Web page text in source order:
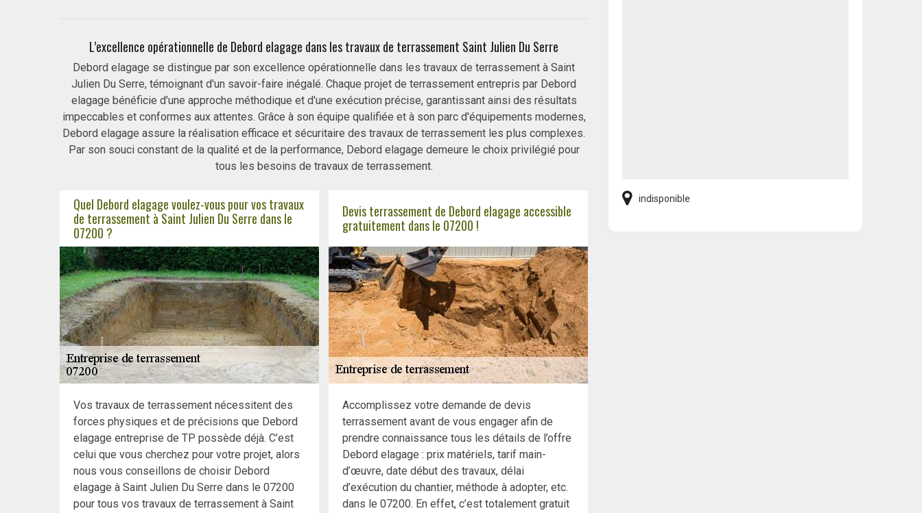
L’excellence opérationnelle de Debord elagage dans les travaux de terrassement Saint Julien Du Serre
Debord elagage se distingue par son excellence opérationnelle dans les travaux de terrassement à Saint
Julien Du Serre, témoignant d'un savoir-faire inégalé. Chaque projet de terrassement entrepris par Debord
elagage bénéficie d'une approche méthodique et d'une exécution précise, garantissant ainsi des résultats
impeccables et conformes aux attentes. Grâce à son équipe qualifiée et à son parc d'équipements modernes,
Debord elagage assure la réalisation efficace et sécuritaire des travaux de terrassement les plus complexes.
Par son souci constant de la qualité et de la performance, Debord elagage demeure le choix privilégié pour
tous les besoins de travaux de terrassement.
Quel Debord elagage voulez-vous pour vos travaux
de terrassement à Saint Julien Du Serre dans le
07200 ?
Vos travaux de terrassement nécessitent des
forces physiques et de précisions que Debord
elagage entreprise de TP possède déjà. C’est
celui que vous cherchez pour votre projet, alors
nous vous conseillons de choisir Debord
elagage à Saint Julien Du Serre dans le 07200
pour tous vos travaux de terrassement à Saint
Devis terrassement de Debord elagage accessible
gratuitement dans le 07200 !
Accomplissez votre demande de devis
terrassement avant de vous engager afin de
prendre connaissance tous les détails de l’offre
Debord elagage : prix matériels, tarif main-
d’œuvre, date début des travaux, délai
d’exécution du chantier, méthode à adopter, etc.
dans le 07200. En effet, c’est totalement gratuit
indisponible